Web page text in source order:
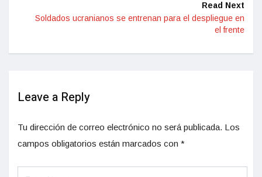
Read Next
Soldados ucranianos se entrenan para el despliegue en
el frente
Leave a Reply
Tu dirección de correo electrónico no será publicada. Los
campos obligatorios están marcados con *